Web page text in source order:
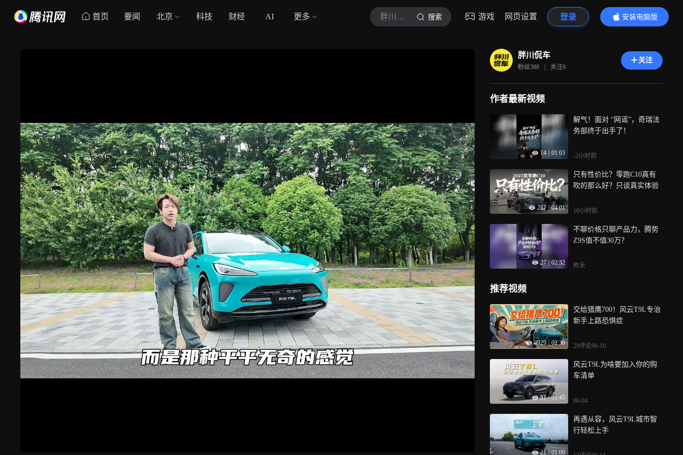
首页 要闻 北京 科技 财经 AI 更多 胖川侃车 搜索 游戏 网页设置 登录
安装电脑版
内容更精彩
胖川侃车
粉丝388 | 关注0
关注
作者最新视频
14 01:03
解气！面对 “网谣”，奇瑞法
务部终于出手了！
-2小时前
287 04:01
只有性价比？零跑C10真有
吹的那么好？只谈真实体验
10小时前
27 02:32
不聊价格只聊产品力，腾势
Z9S值不值30万？
昨天
推荐视频
4929 | 02:30
交给猎鹰700！风云T9L专治
新手上路恐惧症
29评论06-10
81 | 01:45
风云T9L为啥要加入你的购
车清单
06-04
21 | 01:00
再遇从容，风云T9L城市智
行轻松上手